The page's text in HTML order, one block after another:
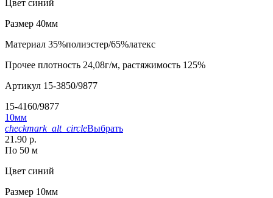
Цвет синий
Размер 40мм
Материал 35%полиэстер/65%латекс
Прочее плотность 24,08г/м, растяжимость 125%
Артикул 15-3850/9877
15-4160/9877
10мм
checkmark_alt_circleВыбрать
21.90 р.
По 50 м
Цвет синий
Размер 10мм